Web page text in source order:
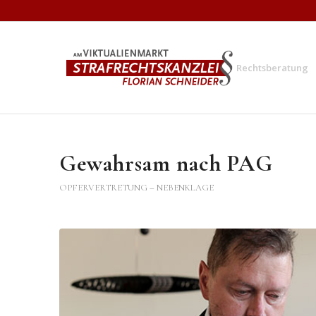
Rechtsberatung
Gewahrsam nach PAG
OPFERVERTRETUNG – NEBENKLAGE